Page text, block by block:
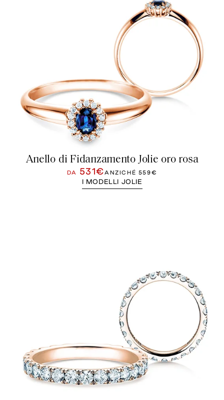
Anello di Fidanzamento Jolie oro rosa
DA 531€ANZICHÉ 559€
I MODELLI JOLIE